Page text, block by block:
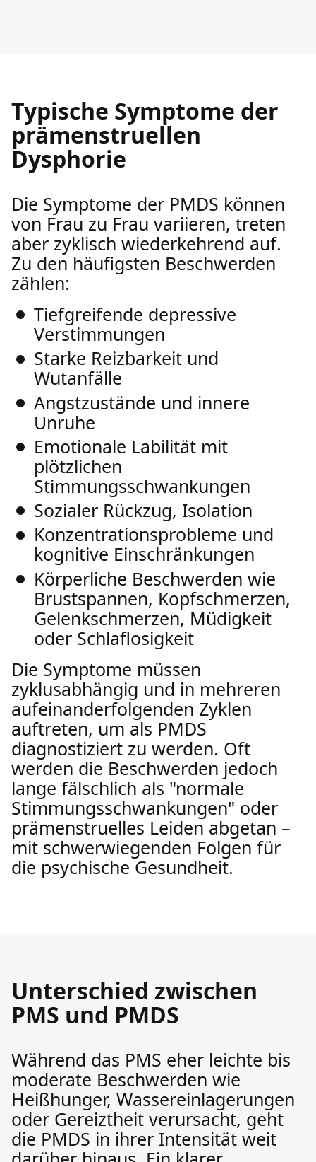
Typische Symptome der
prämenstruellen
Dysphorie
Die Symptome der PMDS können
von Frau zu Frau variieren, treten
aber zyklisch wiederkehrend auf.
Zu den häufigsten Beschwerden
zählen:
Tiefgreifende depressive
Verstimmungen
Starke Reizbarkeit und
Wutanfälle
Angstzustände und innere
Unruhe
Emotionale Labilität mit
plötzlichen
Stimmungsschwankungen
Sozialer Rückzug, Isolation
Konzentrationsprobleme und
kognitive Einschränkungen
Körperliche Beschwerden wie
Brustspannen, Kopfschmerzen,
Gelenkschmerzen, Müdigkeit
oder Schlaflosigkeit
Die Symptome müssen
zyklusabhängig und in mehreren
aufeinanderfolgenden Zyklen
auftreten, um als PMDS
diagnostiziert zu werden. Oft
werden die Beschwerden jedoch
lange fälschlich als "normale
Stimmungsschwankungen" oder
prämenstruelles Leiden abgetan –
mit schwerwiegenden Folgen für
die psychische Gesundheit.
Unterschied zwischen
PMS und PMDS
Während das PMS eher leichte bis
moderate Beschwerden wie
Heißhunger, Wassereinlagerungen
oder Gereiztheit verursacht, geht
die PMDS in ihrer Intensität weit